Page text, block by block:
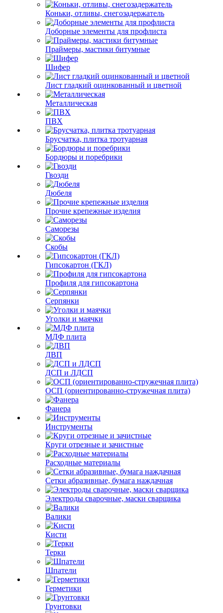
Коньки, отливы, снегозадержатель
Доборные элементы для профлиста
Праймеры, мастики битумные
Шифер
Лист гладкий оцинкованный и цветной
Металлическая
ПВХ
Брусчатка, плитка тротуарная
Бордюры и поребрики
Гвозди
Дюбеля
Прочие крепежные изделия
Саморезы
Скобы
Гипсокартон (ГКЛ)
Профиля для гипсокартона
Серпянки
Уголки и маячки
МДФ плита
ДВП
ДСП и ЛДСП
ОСП (ориентированно-стружечная плита)
Фанера
Инструменты
Круги отрезные и зачистные
Расходные материалы
Сетки абразивные, бумага наждачная
Электроды сварочные, маски сварщика
Валики
Кисти
Терки
Шпатели
Герметики
Грунтовки